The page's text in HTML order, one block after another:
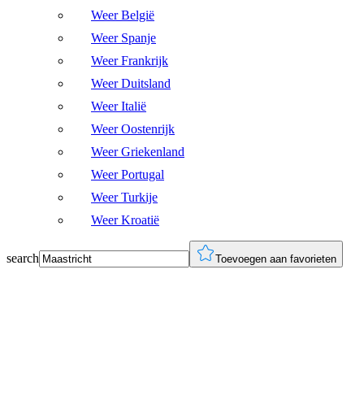
Weer België
Weer Spanje
Weer Frankrijk
Weer Duitsland
Weer Italië
Weer Oostenrijk
Weer Griekenland
Weer Portugal
Weer Turkije
Weer Kroatië
search Toevoegen aan favorieten